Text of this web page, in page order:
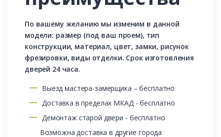
По вашему желанию мы изменим в данной
модели: размер (под ваш проем), тип
конструкции, материал, цвет, замки, рисунок
фрезировки, виды отделки. Срок изготовления
дверей 24 часа.
Выезд мастера-замерщика – бесплатно
Доставка в пределах МКАД - бесплатно
Демонтаж старой двери - бесплатно
Возможна доставка в другие города